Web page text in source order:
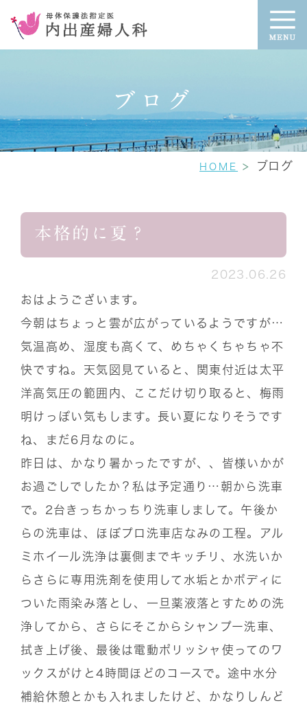
ブログ
HOME ブログ
本格的に夏？
2023.06.26
おはようございます。
今朝はちょっと雲が広がっているようですが…
気温高め、湿度も高くて、めちゃくちゃちゃ不
快ですね。天気図見ていると、関東付近は太平
洋高気圧の範囲内、ここだけ切り取ると、梅雨
明けっぽい気もします。長い夏になりそうです
ね、まだ6月なのに。
昨日は、かなり暑かったですが、、皆様いかが
お過ごしでしたか？私は予定通り…朝から洗車
で。2台きっちかっちり洗車しまして。午後か
らの洗車は、ほぼプロ洗車店なみの工程。アル
ミホイール洗浄は裏側までキッチリ、水洗いか
らさらに専用洗剤を使用して水垢とかボディに
ついた雨染み落とし、一旦薬液落とすための洗
浄してから、さらにそこからシャンプー洗車、
拭き上げ後、最後は電動ポリッシャ使ってのワ
ックスがけと4時間ほどのコースで。途中水分
補給休憩とかも入れましたけど、かなりしんど